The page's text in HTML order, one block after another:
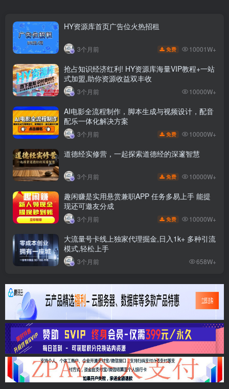
HY资源库首页广告位火热招租
3个月前 免费 10001W+
抢占知识经济红利! HY资源库海量VIP教程+一站
式加盟,助你资源收益双丰收
3个月前 10000W+
AI电影全流程制作，脚本生成与视频设计，配音
配乐一体化解决方案
3个月前 免费 10000W+
道德经实修营，一起探索道德经的深邃智慧
3个月前 免费 10000W+
趣闲赚是实用悬赏兼职APP 任务多易上手 能提
现还可邀友分成
3个月前 免费 10000W+
大流量号卡线上独家代理掘金,日入1k+ 多种引流
模式,轻松上手
3个月前 658W+